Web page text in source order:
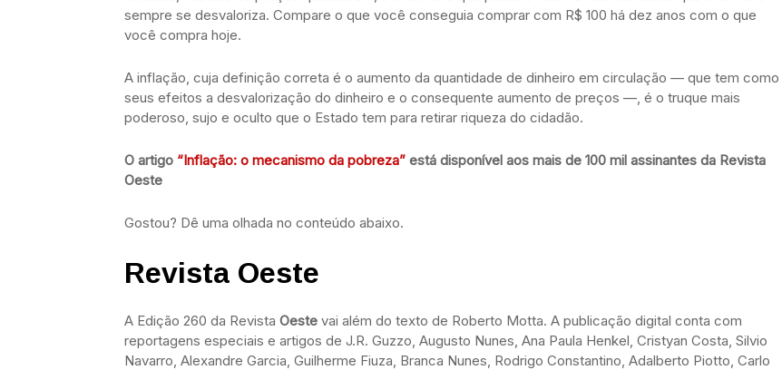
sempre se desvaloriza. Compare o que você conseguia comprar com R$ 100 há dez anos com o que
você compra hoje.
A inflação, cuja definição correta é o aumento da quantidade de dinheiro em circulação — que tem como
seus efeitos a desvalorização do dinheiro e o consequente aumento de preços —, é o truque mais
poderoso, sujo e oculto que o Estado tem para retirar riqueza do cidadão.
O artigo “Inflação: o mecanismo da pobreza” está disponível aos mais de 100 mil assinantes da Revista
Oeste
Gostou? Dê uma olhada no conteúdo abaixo.
Revista Oeste
A Edição 260 da Revista Oeste vai além do texto de Roberto Motta. A publicação digital conta com
reportagens especiais e artigos de J.R. Guzzo, Augusto Nunes, Ana Paula Henkel, Cristyan Costa, Silvio
Navarro, Alexandre Garcia, Guilherme Fiuza, Branca Nunes, Rodrigo Constantino, Adalberto Piotto, Carlo